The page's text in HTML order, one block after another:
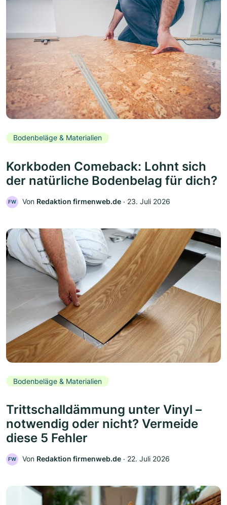
Bodenbeläge & Materialien
Korkboden Comeback: Lohnt sich
der natürliche Bodenbelag für dich?
FW Von Redaktion firmenweb.de ‧ 23. Juli 2026
Bodenbeläge & Materialien
Trittschalldämmung unter Vinyl –
notwendig oder nicht? Vermeide
diese 5 Fehler
FW Von Redaktion firmenweb.de ‧ 22. Juli 2026